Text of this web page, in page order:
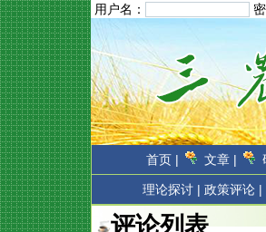
用户名：
首页 | 文章 |
理论探讨 | 政策评论 |
评论列表